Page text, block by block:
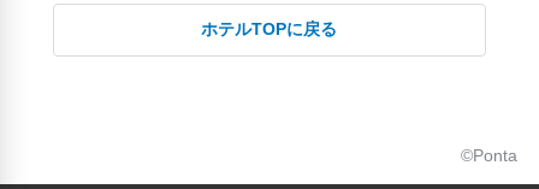
ホテルTOPに戻る
©Ponta